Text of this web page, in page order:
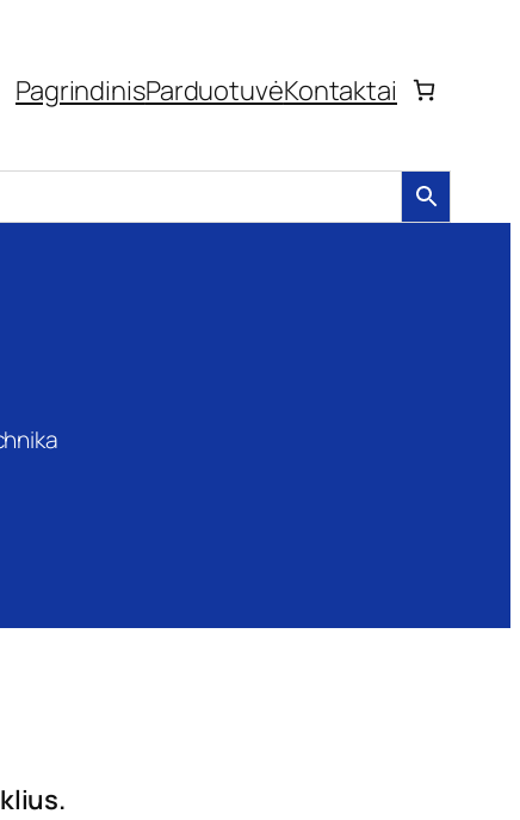
PagrindinisParduotuvėKontaktai